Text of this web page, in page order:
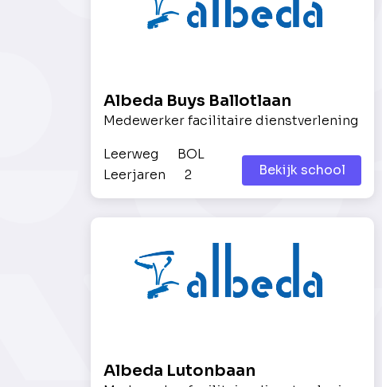
Albeda Buys Ballotlaan
Medewerker facilitaire dienstverlening
Leerweg
BOL
Leerjaren
2 Bekijk school
Albeda Lutonbaan